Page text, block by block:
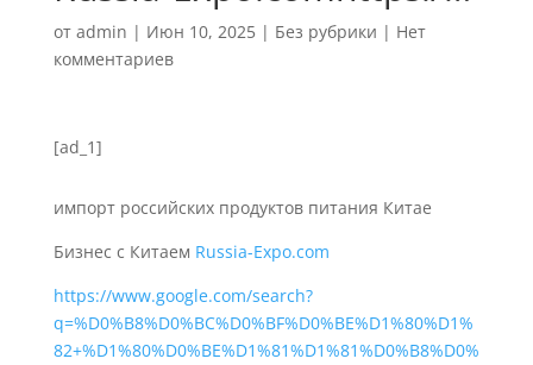
от admin | Июн 10, 2025| Без рубрики | Нет
комментариев
[ad_1]
импорт российских продуктов питания Китае
Бизнес с Китаем Russia-Expo.com
https://www.google.com/search?
q=%D0%B8%D0%BC%D0%BF%D0%BE%D1%80%D1%
82+%D1%80%D0%BE%D1%81%D1%81%D0%B8%D0%